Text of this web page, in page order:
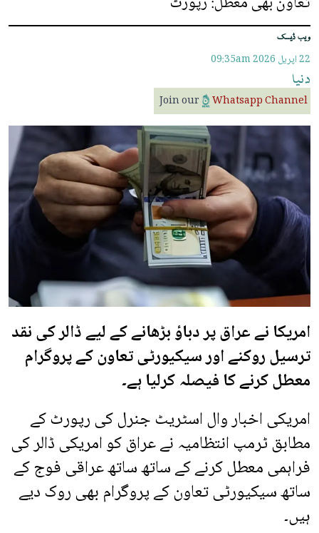
ویب ڈیسک
22 اپريل 2026 09:35am
دنیا
Join our Whatsapp Channel
امریکا نے عراق پر دباؤ بڑھانے کے لیے ڈالر کی نقد
ترسیل روکنے اور سیکیورٹی تعاون کے پروگرام
معطل کرنے کا فیصلہ کرلیا ہے۔
امریکی اخبار وال اسٹریٹ جنرل کی رپورٹ کے
مطابق ٹرمپ انتظامیہ نے عراق کو امریکی ڈالر کی
فراہمی معطل کرنے کے ساتھ ساتھ عراقی فوج کے
ساتھ سیکیورٹی تعاون کے پروگرام بھی روک دیے
ہیں۔